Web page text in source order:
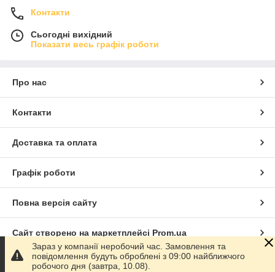
Контакти
Сьогодні вихідний
Показати весь графік роботи
Про нас
Контакти
Доставка та оплата
Графік роботи
Повна версія сайту
Сайт створено на маркетплейсі Prom.ua
Політика конфіденційності
Зараз у компанії неробочий час. Замовлення та
повідомлення будуть оброблені з 09:00 найближчого
робочого дня (завтра, 10.08).